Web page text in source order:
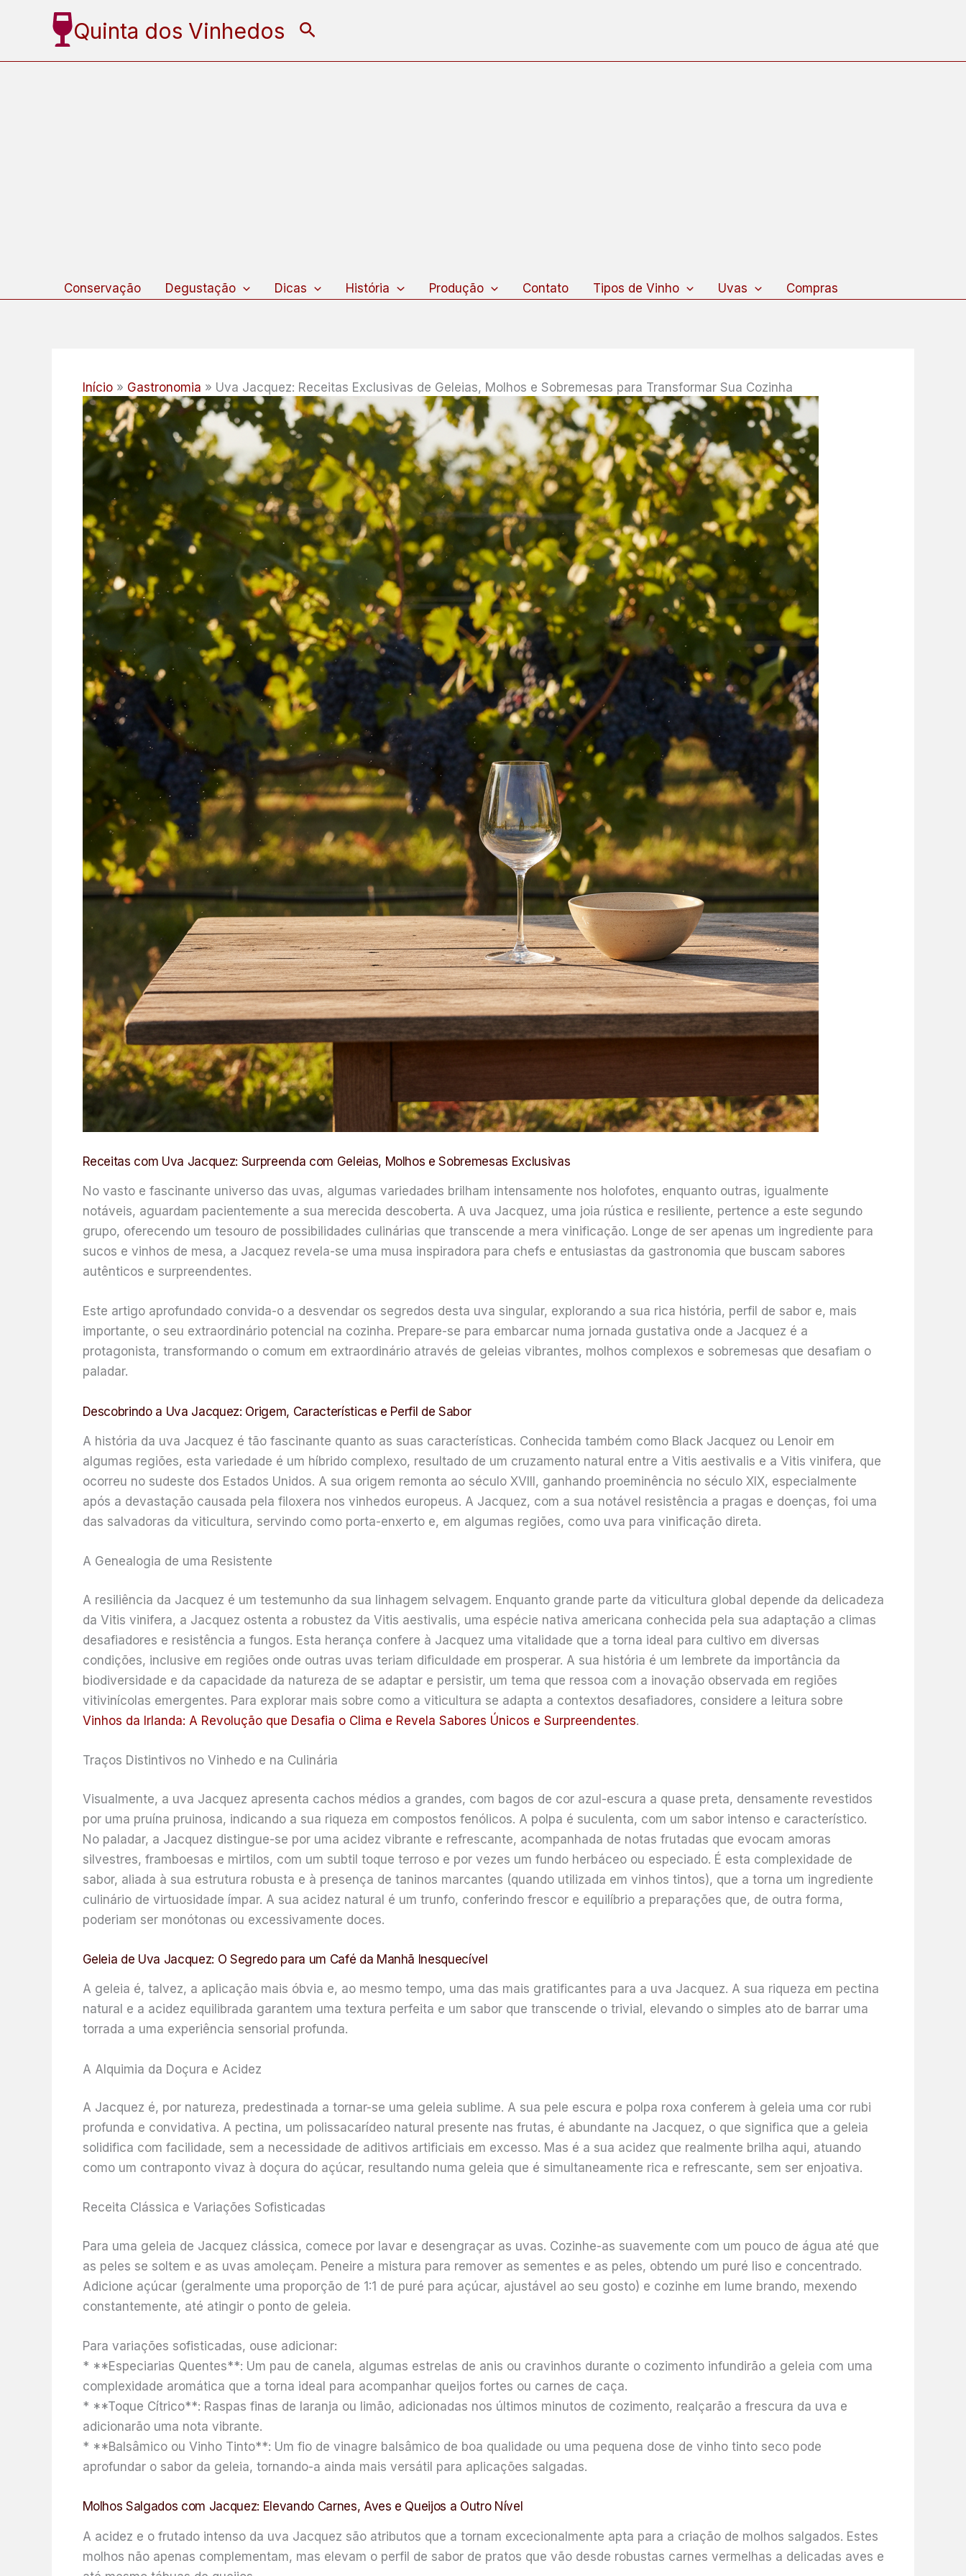
Quinta dos Vinhedos Pesquisar
Conservação Degustação Dicas História Produção Contato Tipos de Vinho Uvas Compras
Início Gastronomia Uva Jacquez: Receitas Exclusivas de Geleias, Molhos e Sobremesas para Transformar Sua Cozinha
Receitas com Uva Jacquez: Surpreenda com Geleias, Molhos e Sobremesas Exclusivas
No vasto e fascinante universo das uvas, algumas variedades brilham intensamente nos holofotes, enquanto outras, igualmente
notáveis, aguardam pacientemente a sua merecida descoberta. A uva Jacquez, uma joia rústica e resiliente, pertence a este segundo
grupo, oferecendo um tesouro de possibilidades culinárias que transcende a mera vinificação. Longe de ser apenas um ingrediente para
sucos e vinhos de mesa, a Jacquez revela-se uma musa inspiradora para chefs e entusiastas da gastronomia que buscam sabores
autênticos e surpreendentes.
Este artigo aprofundado convida-o a desvendar os segredos desta uva singular, explorando a sua rica história, perfil de sabor e, mais
importante, o seu extraordinário potencial na cozinha. Prepare-se para embarcar numa jornada gustativa onde a Jacquez é a
protagonista, transformando o comum em extraordinário através de geleias vibrantes, molhos complexos e sobremesas que desafiam o
paladar.
Descobrindo a Uva Jacquez: Origem, Características e Perfil de Sabor
A história da uva Jacquez é tão fascinante quanto as suas características. Conhecida também como Black Jacquez ou Lenoir em
algumas regiões, esta variedade é um híbrido complexo, resultado de um cruzamento natural entre a Vitis aestivalis e a Vitis vinifera, que
ocorreu no sudeste dos Estados Unidos. A sua origem remonta ao século XVIII, ganhando proeminência no século XIX, especialmente
após a devastação causada pela filoxera nos vinhedos europeus. A Jacquez, com a sua notável resistência a pragas e doenças, foi uma
das salvadoras da viticultura, servindo como porta-enxerto e, em algumas regiões, como uva para vinificação direta.
A Genealogia de uma Resistente
A resiliência da Jacquez é um testemunho da sua linhagem selvagem. Enquanto grande parte da viticultura global depende da delicadeza
da Vitis vinifera, a Jacquez ostenta a robustez da Vitis aestivalis, uma espécie nativa americana conhecida pela sua adaptação a climas
desafiadores e resistência a fungos. Esta herança confere à Jacquez uma vitalidade que a torna ideal para cultivo em diversas
condições, inclusive em regiões onde outras uvas teriam dificuldade em prosperar. A sua história é um lembrete da importância da
biodiversidade e da capacidade da natureza de se adaptar e persistir, um tema que ressoa com a inovação observada em regiões
vitivinícolas emergentes. Para explorar mais sobre como a viticultura se adapta a contextos desafiadores, considere a leitura sobre
Vinhos da Irlanda: A Revolução que Desafia o Clima e Revela Sabores Únicos e Surpreendentes.
Traços Distintivos no Vinhedo e na Culinária
Visualmente, a uva Jacquez apresenta cachos médios a grandes, com bagos de cor azul-escura a quase preta, densamente revestidos
por uma pruína pruinosa, indicando a sua riqueza em compostos fenólicos. A polpa é suculenta, com um sabor intenso e característico.
No paladar, a Jacquez distingue-se por uma acidez vibrante e refrescante, acompanhada de notas frutadas que evocam amoras
silvestres, framboesas e mirtilos, com um subtil toque terroso e por vezes um fundo herbáceo ou especiado. É esta complexidade de
sabor, aliada à sua estrutura robusta e à presença de taninos marcantes (quando utilizada em vinhos tintos), que a torna um ingrediente
culinário de virtuosidade ímpar. A sua acidez natural é um trunfo, conferindo frescor e equilíbrio a preparações que, de outra forma,
poderiam ser monótonas ou excessivamente doces.
Geleia de Uva Jacquez: O Segredo para um Café da Manhã Inesquecível
A geleia é, talvez, a aplicação mais óbvia e, ao mesmo tempo, uma das mais gratificantes para a uva Jacquez. A sua riqueza em pectina
natural e a acidez equilibrada garantem uma textura perfeita e um sabor que transcende o trivial, elevando o simples ato de barrar uma
torrada a uma experiência sensorial profunda.
A Alquimia da Doçura e Acidez
A Jacquez é, por natureza, predestinada a tornar-se uma geleia sublime. A sua pele escura e polpa roxa conferem à geleia uma cor rubi
profunda e convidativa. A pectina, um polissacarídeo natural presente nas frutas, é abundante na Jacquez, o que significa que a geleia
solidifica com facilidade, sem a necessidade de aditivos artificiais em excesso. Mas é a sua acidez que realmente brilha aqui, atuando
como um contraponto vivaz à doçura do açúcar, resultando numa geleia que é simultaneamente rica e refrescante, sem ser enjoativa.
Receita Clássica e Variações Sofisticadas
Para uma geleia de Jacquez clássica, comece por lavar e desengraçar as uvas. Cozinhe-as suavemente com um pouco de água até que
as peles se soltem e as uvas amoleçam. Peneire a mistura para remover as sementes e as peles, obtendo um puré liso e concentrado.
Adicione açúcar (geralmente uma proporção de 1:1 de puré para açúcar, ajustável ao seu gosto) e cozinhe em lume brando, mexendo
constantemente, até atingir o ponto de geleia.
Para variações sofisticadas, ouse adicionar:
* **Especiarias Quentes**: Um pau de canela, algumas estrelas de anis ou cravinhos durante o cozimento infundirão a geleia com uma
complexidade aromática que a torna ideal para acompanhar queijos fortes ou carnes de caça.
* **Toque Cítrico**: Raspas finas de laranja ou limão, adicionadas nos últimos minutos de cozimento, realçarão a frescura da uva e
adicionarão uma nota vibrante.
* **Balsâmico ou Vinho Tinto**: Um fio de vinagre balsâmico de boa qualidade ou uma pequena dose de vinho tinto seco pode
aprofundar o sabor da geleia, tornando-a ainda mais versátil para aplicações salgadas.
Molhos Salgados com Jacquez: Elevando Carnes, Aves e Queijos a Outro Nível
A acidez e o frutado intenso da uva Jacquez são atributos que a tornam excecionalmente apta para a criação de molhos salgados. Estes
molhos não apenas complementam, mas elevam o perfil de sabor de pratos que vão desde robustas carnes vermelhas a delicadas aves e